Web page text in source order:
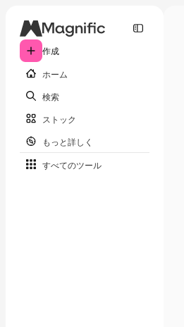
作成
ホーム
検索
ストック
もっと詳しく
すべてのツール